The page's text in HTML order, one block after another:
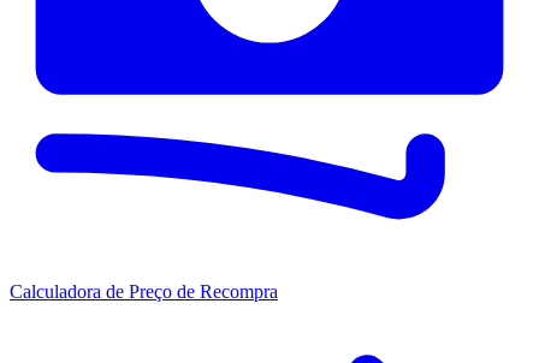
Calculadora de Preço de Recompra